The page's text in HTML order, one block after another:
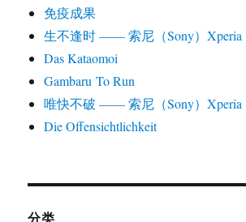
免疫成果
生不逢时 —— 索尼（Sony）Xperia
Das Kataomoi
Gambaru To Run
唯快不破 —— 索尼（Sony）Xperia
Die Offensichtlichkeit
分类